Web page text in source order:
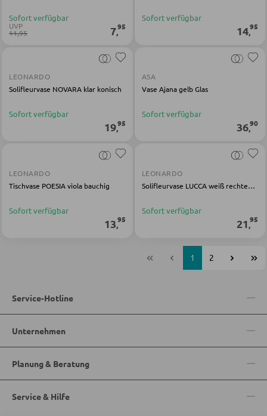
Bürozubehör
Büromöbel Sets
Schreibtischlampen
Sofort verfügbar
UVP
11,95 7,95
Sofort verfügbar
14,95
LEONARDO
Solifleurvase NOVARA klar konisch
Sofort verfügbar
19,95
ASA
Vase Ajana gelb Glas
Sofort verfügbar
36,90
LEONARDO
Tischvase POESIA viola bauchig
Sofort verfügbar
13,95
LEONARDO
Solifleurvase LUCCA weiß rechteckig
Sofort verfügbar
21,95
1 2
Service-Hotline
Unternehmen
Planung & Beratung
Service & Hilfe